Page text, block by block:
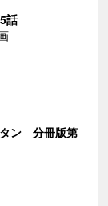
話
タン 分冊版第